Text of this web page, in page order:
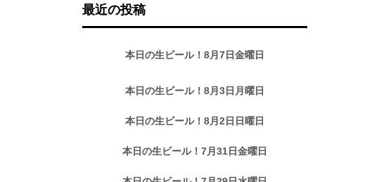
最近の投稿
本日の生ビール！8月7日金曜日
本日の生ビール！8月3日月曜日
本日の生ビール！8月2日日曜日
本日の生ビール！7月31日金曜日